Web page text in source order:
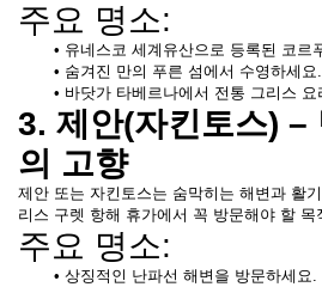
주요 명소:
유네스코 세계유산으로 등록된 코르
숨겨진 만의 푸른 섬에서 수영하세요.
바닷가 타베르나에서 전통 그리스 요
3. 제안(자킨토스) –
의 고향
제안 또는 자킨토스는 숨막히는 해변과 활
리스 구렛 항해 휴가에서 꼭 방문해야 할 목
주요 명소:
상징적인 난파선 해변을 방문하세요.